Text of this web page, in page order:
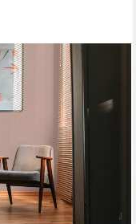
Rosen
für
Flur